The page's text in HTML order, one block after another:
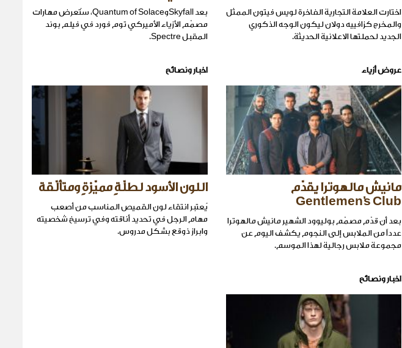
اختارت العلامة التجارية الفاخرة لويس فيتون الممثل
والمخرج كزافييه دولان ليكون الوجه الذكوري
الجديد لحملتها الاعلانية الحديثة.
بعد SkyfallوQuantum of Solace، ستُعرض مهارات
مصمّم الأزياء الأميركي توم فورد في فيلم بوند
المقبل Spectre.
عروض أزياء
مانيش مالهوترا يقدّم
Gentlemen's Club
بعد أن قدّم مصمّم بوليوود الشهير مانيش مالهوترا
عدداً من الملابس إلى النجوم يكشف اليوم عن
مجموعة ملابس رجالية لهذا الموسم.
اخبار ونصائح
اللون الأسود لطلّةٍ مميّزةٍ ومتألّقة
يُعتبر انتقاء لون القميص المناسب من أصعب
مهام الرجل في تحديد أناقته وفي ترسيخ شخصيته
وابراز ذوقع بشكل مدروس.
اخبار ونصائح